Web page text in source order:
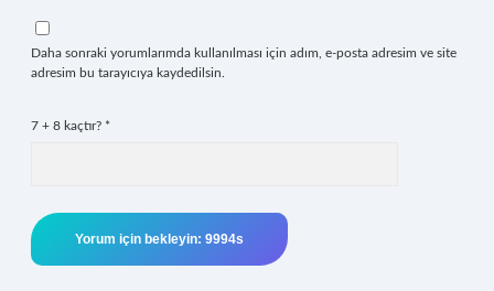
Daha sonraki yorumlarımda kullanılması için adım, e-posta adresim ve site
adresim bu tarayıcıya kaydedilsin.
7 + 8 kaçtır? *